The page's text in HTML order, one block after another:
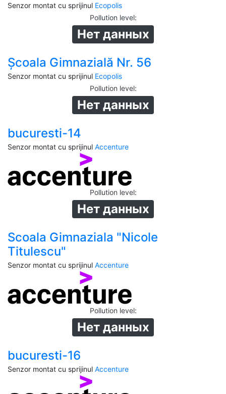
Senzor montat cu sprijinul Ecopolis
Pollution level:
Нет данных
Școala Gimnazială Nr. 56
Senzor montat cu sprijinul Ecopolis
Pollution level:
Нет данных
bucuresti-14
Senzor montat cu sprijinul Accenture
Pollution level:
Нет данных
Scoala Gimnaziala "Nicole
Titulescu"
Senzor montat cu sprijinul Accenture
Pollution level:
Нет данных
bucuresti-16
Senzor montat cu sprijinul Accenture